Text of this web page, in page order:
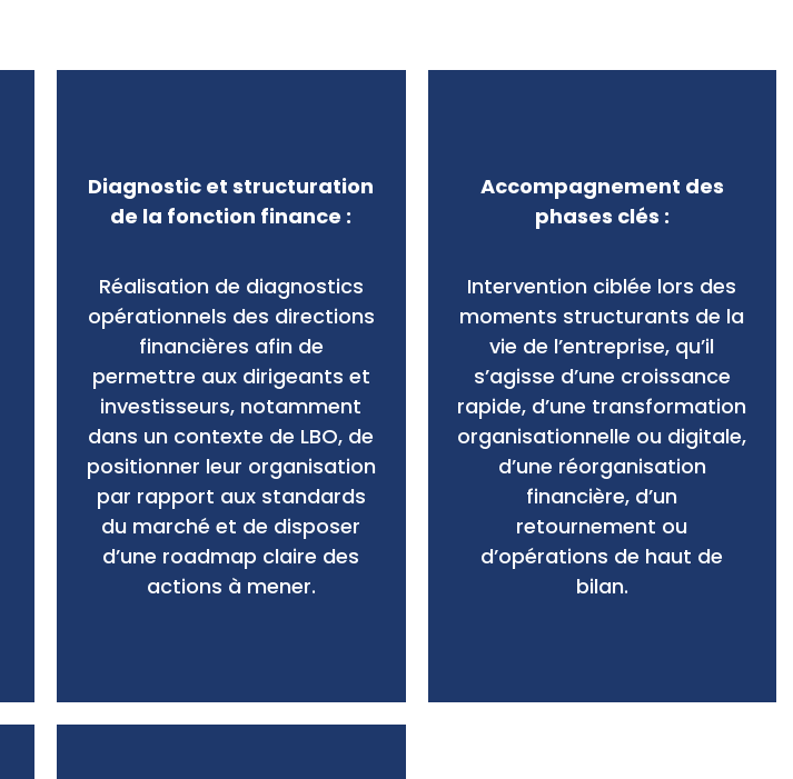
Diagnostic et structuration
de la fonction finance :
Réalisation de diagnostics
opérationnels des directions
financières afin de
permettre aux dirigeants et
investisseurs, notamment
dans un contexte de LBO, de
positionner leur organisation
par rapport aux standards
du marché et de disposer
d’une roadmap claire des
actions à mener.
Accompagnement des
phases clés :
Intervention ciblée lors des
moments structurants de la
vie de l’entreprise, qu’il
s’agisse d’une croissance
rapide, d’une transformation
organisationnelle ou digitale,
d’une réorganisation
financière, d’un
retournement ou
d’opérations de haut de
bilan.